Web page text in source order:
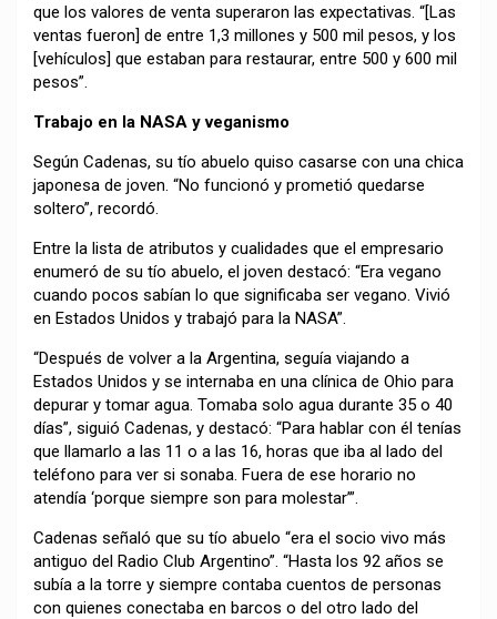
que los valores de venta superaron las expectativas. “[Las
ventas fueron] de entre 1,3 millones y 500 mil pesos, y los
[vehículos] que estaban para restaurar, entre 500 y 600 mil
pesos”.
Trabajo en la NASA y veganismo
Según Cadenas, su tío abuelo quiso casarse con una chica
japonesa de joven. “No funcionó y prometió quedarse
soltero”, recordó.
Entre la lista de atributos y cualidades que el empresario
enumeró de su tío abuelo, el joven destacó: “Era vegano
cuando pocos sabían lo que significaba ser vegano. Vivió
en Estados Unidos y trabajó para la NASA”.
“Después de volver a la Argentina, seguía viajando a
Estados Unidos y se internaba en una clínica de Ohio para
depurar y tomar agua. Tomaba solo agua durante 35 o 40
días”, siguió Cadenas, y destacó: “Para hablar con él tenías
que llamarlo a las 11 o a las 16, horas que iba al lado del
teléfono para ver si sonaba. Fuera de ese horario no
atendía ‘porque siempre son para molestar’”.
Cadenas señaló que su tío abuelo “era el socio vivo más
antiguo del Radio Club Argentino”. “Hasta los 92 años se
subía a la torre y siempre contaba cuentos de personas
con quienes conectaba en barcos o del otro lado del